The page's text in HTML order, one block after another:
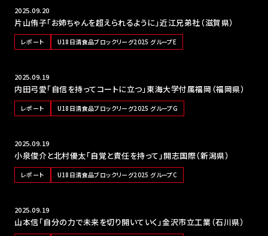
2025.09.20
片山侑子「お姉ちゃんを超えられるように」近江兄弟社（滋賀県）
レポート U18日清食品ブロックリーグ2025 グループE
2025.09.19
内田弓愛「自信を持ってコートに立つ」東海大学付属福岡（福岡県）
レポート U18日清食品ブロックリーグ2025 グループG
2025.09.19
小泉俊介と北村優太「自覚と責任を持って」開志国際（新潟県）
レポート U18日清食品ブロックリーグ2025 グループC
2025.09.19
山本信「自分の力で未来を切り開いていく」金沢市立工業（石川県）